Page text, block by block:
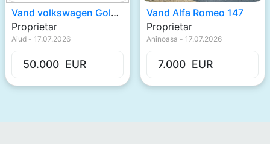
Vand volkswagen Gold V
Proprietar
Aiud - 17.07.2026
50.000 EUR
Vand Alfa Romeo 147
Proprietar
Aninoasa - 17.07.2026
7.000 EUR